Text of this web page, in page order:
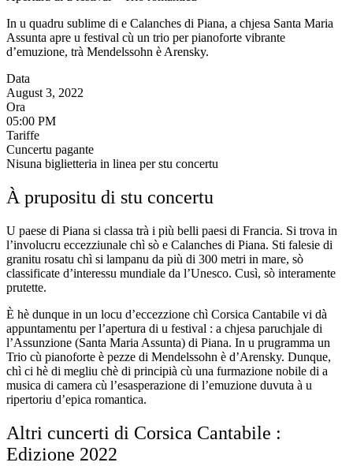
In u quadru sublime di e Calanches di Piana, a chjesa Santa Maria
Assunta apre u festival cù un trio per pianoforte vibrante
d’emuzione, trà Mendelssohn è Arensky.
Data
August 3, 2022
Ora
05:00 PM
Tariffe
Cuncertu pagante
Nisuna biglietteria in linea per stu concertu
À prupositu di stu concertu
U paese di Piana si classa trà i più belli paesi di Francia. Si trova in
l’involucru eccezziunale chì sò e Calanches di Piana. Sti falesie di
granitu rosatu chì si lampanu da più di 300 metri in mare, sò
classificate d’interessu mundiale da l’Unesco. Cusì, sò interamente
prutette.
È hè dunque in un locu d’eccezzione chì Corsica Cantabile vi dà
appuntamentu per l’apertura di u festival : a chjesa paruchjale di
l’Assunzione (Santa Maria Assunta) di Piana. In u prugramma un
Trio cù pianoforte è pezze di Mendelssohn è d’Arensky. Dunque,
chì ci hè di megliu chè di principià cù una furmazione nobile di a
musica di camera cù l’esasperazione di l’emuzione duvuta à u
ripertoriu d’epica romantica.
Altri cuncerti di Corsica Cantabile :
Edizione 2022